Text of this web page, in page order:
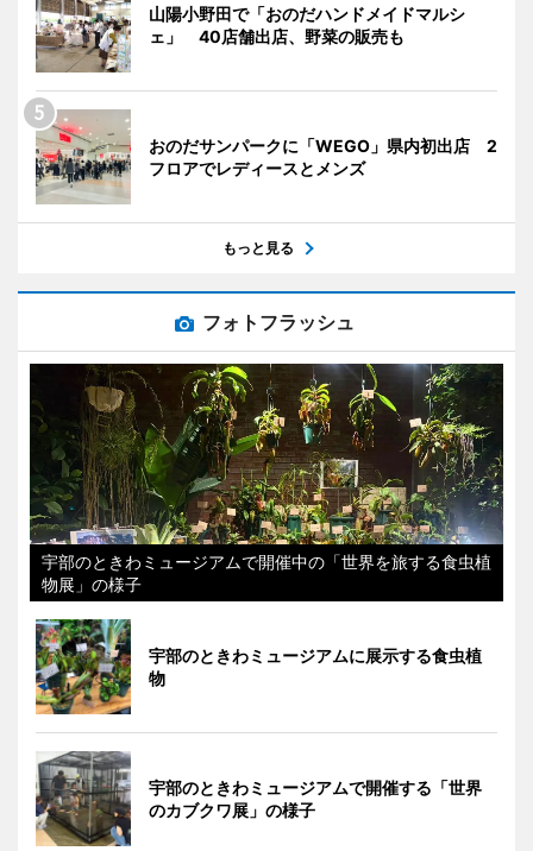
山陽小野田で「おのだハンドメイドマルシ
ェ」 40店舗出店、野菜の販売も
おのだサンパークに「WEGO」県内初出店 2
フロアでレディースとメンズ
もっと見る
フォトフラッシュ
宇部のときわミュージアムで開催中の「世界を旅する食虫植
物展」の様子
宇部のときわミュージアムに展示する食虫植
物
宇部のときわミュージアムで開催する「世界
のカブクワ展」の様子